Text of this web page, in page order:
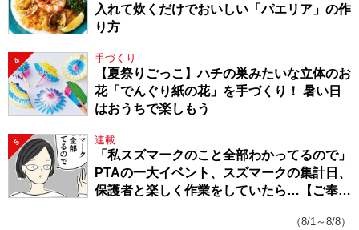
入れて炊くだけでおいしい「パエリア」の作
り方
4 手づくり
【夏祭りごっこ】ハチの巣みたいな立体のお
花「でんぐり紙の花」を手づくり！ 暑い日
はおうちで楽しもう
5 連載
「私スズマークのこと全部わかってるので」
PTAの一大イベント、スズマークの集計日、
保護者と楽しく作業をしていたら…【ご奉仕
（8/1～8/8）